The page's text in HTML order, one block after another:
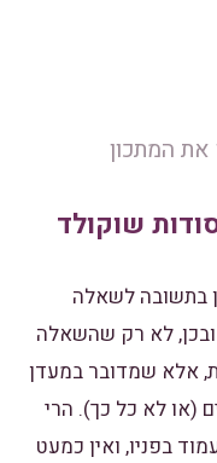
את המתכון
שוקולד
בתשובה לשאלה
ובכן, לא רק שהשאלה
אלא שמדובר במעדן
(או לא כל כך). הרי
בפניו, ואין כמעט